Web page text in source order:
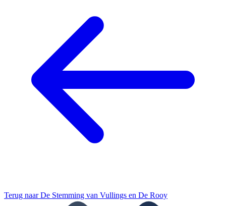
Terug naarDe Stemming van Vullings en De Rooy